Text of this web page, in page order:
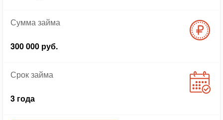
Суммазайма
300 000 руб.
Срокзайма
3 года